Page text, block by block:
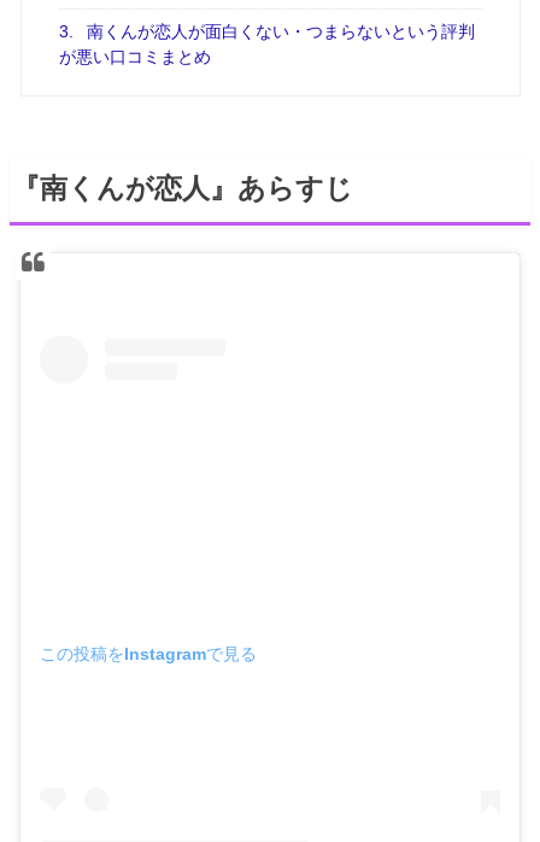
3.
南くんが恋人が面白くない・つまらないという評判
が悪い口コミまとめ
『南くんが恋人』あらすじ
この投稿をInstagramで見る